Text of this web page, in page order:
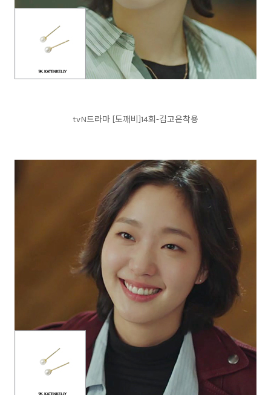
tvN드라마 [도깨비]14회-김고은착용